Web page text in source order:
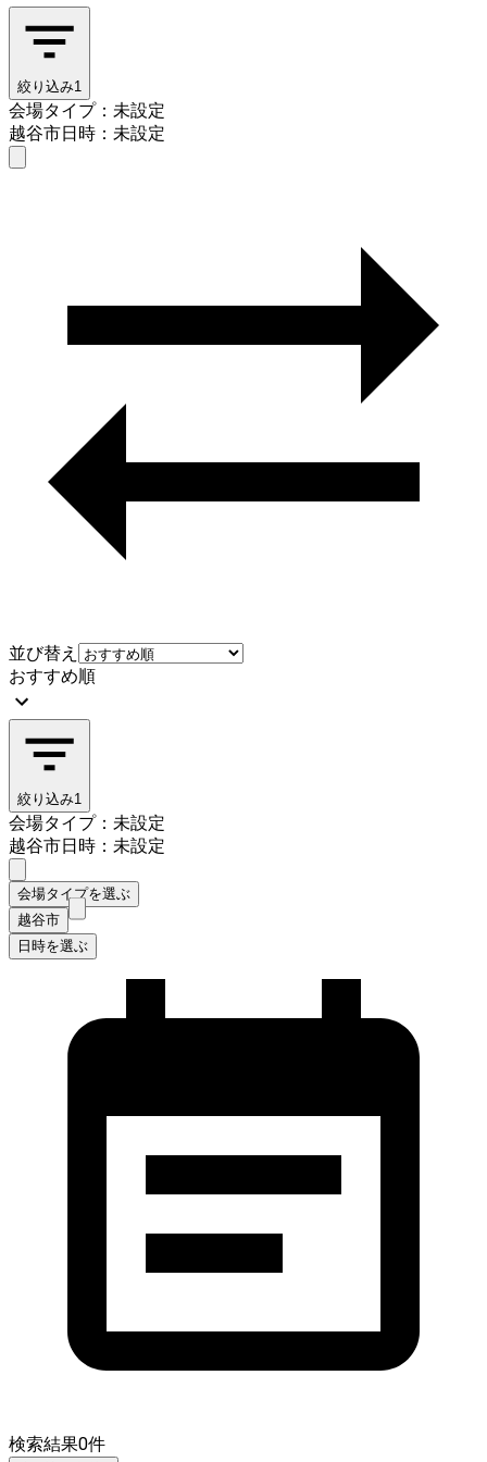
絞り込み1
会場タイプ：未設定
越谷市日時：未設定
並び替え
おすすめ順
絞り込み1
会場タイプ：未設定
越谷市日時：未設定
会場タイプを選ぶ
越谷市
日時を選ぶ
検索結果0件